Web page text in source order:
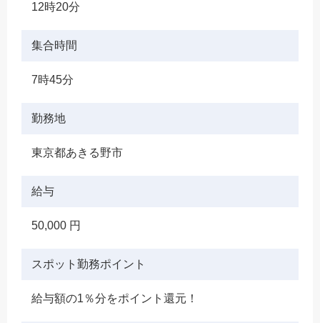
12時20分
集合時間
7時45分
勤務地
東京都あきる野市
給与
50,000 円
スポット勤務ポイント
給与額の1％分をポイント還元！